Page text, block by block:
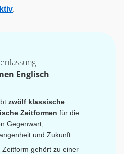
.
–
Englisch
zwölf klassische
Zeitformen für die
Gegenwart,
und Zukunft.
Zeitform gehört zu einer